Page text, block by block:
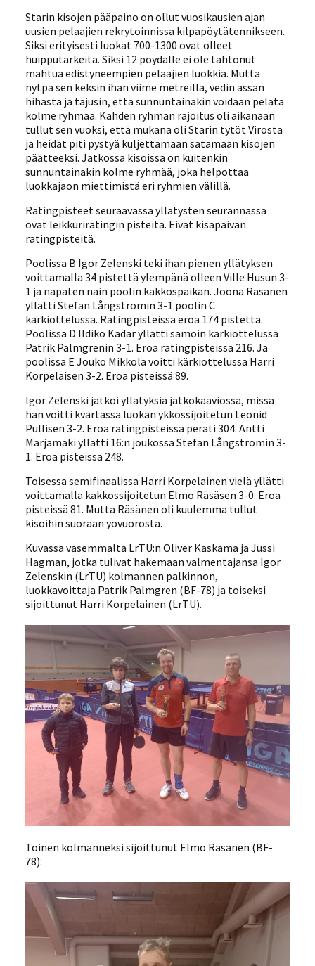
Starin kisojen pääpaino on ollut vuosikausien ajan
uusien pelaajien rekrytoinnissa kilpapöytätennikseen.
Siksi erityisesti luokat 700-1300 ovat olleet
huipputärkeitä. Siksi 12 pöydälle ei ole tahtonut
mahtua edistyneempien pelaajien luokkia. Mutta
nytpä sen keksin ihan viime metreillä, vedin ässän
hihasta ja tajusin, että sunnuntainakin voidaan pelata
kolme ryhmää. Kahden ryhmän rajoitus oli aikanaan
tullut sen vuoksi, että mukana oli Starin tytöt Virosta
ja heidät piti pystyä kuljettamaan satamaan kisojen
päätteeksi. Jatkossa kisoissa on kuitenkin
sunnuntainakin kolme ryhmää, joka helpottaa
luokkajaon miettimistä eri ryhmien välillä.
Ratingpisteet seuraavassa yllätysten seurannassa
ovat leikkuriratingin pisteitä. Eivät kisapäivän
ratingpisteitä.
Poolissa B Igor Zelenski teki ihan pienen yllätyksen
voittamalla 34 pistettä ylempänä olleen Ville Husun 3-
1 ja napaten näin poolin kakkospaikan. Joona Räsänen
yllätti Stefan Långströmin 3-1 poolin C
kärkiottelussa. Ratingpisteissä eroa 174 pistettä.
Poolissa D Ildiko Kadar yllätti samoin kärkiottelussa
Patrik Palmgrenin 3-1. Eroa ratingpisteissä 216. Ja
poolissa E Jouko Mikkola voitti kärkiottelussa Harri
Korpelaisen 3-2. Eroa pisteissä 89.
Igor Zelenski jatkoi yllätyksiä jatkokaaviossa, missä
hän voitti kvartassa luokan ykkössijoitetun Leonid
Pullisen 3-2. Eroa ratingpisteissä peräti 304. Antti
Marjamäki yllätti 16:n joukossa Stefan Långströmin 3-
1. Eroa pisteissä 248.
Toisessa semifinaalissa Harri Korpelainen vielä yllätti
voittamalla kakkossijoitetun Elmo Räsäsen 3-0. Eroa
pisteissä 81. Mutta Räsänen oli kuulemma tullut
kisoihin suoraan yövuorosta.
Kuvassa vasemmalta LrTU:n Oliver Kaskama ja Jussi
Hagman, jotka tulivat hakemaan valmentajansa Igor
Zelenskin (LrTU) kolmannen palkinnon,
luokkavoittaja Patrik Palmgren (BF-78) ja toiseksi
sijoittunut Harri Korpelainen (LrTU).
Toinen kolmanneksi sijoittunut Elmo Räsänen (BF-
78):